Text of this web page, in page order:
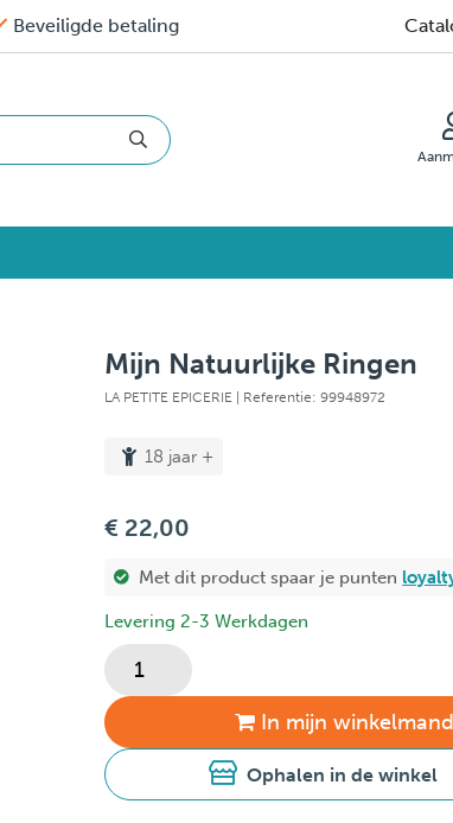
Beveiligde betaling
Mijn Natuurlijke Ringen
LA PETITE EPICERIE | Referentie: 99948972
18 jaar +
€ 22,00
Met dit product spaar je punten
Levering 2-3 Werkdagen
In mijn
Ophalen in de winkel